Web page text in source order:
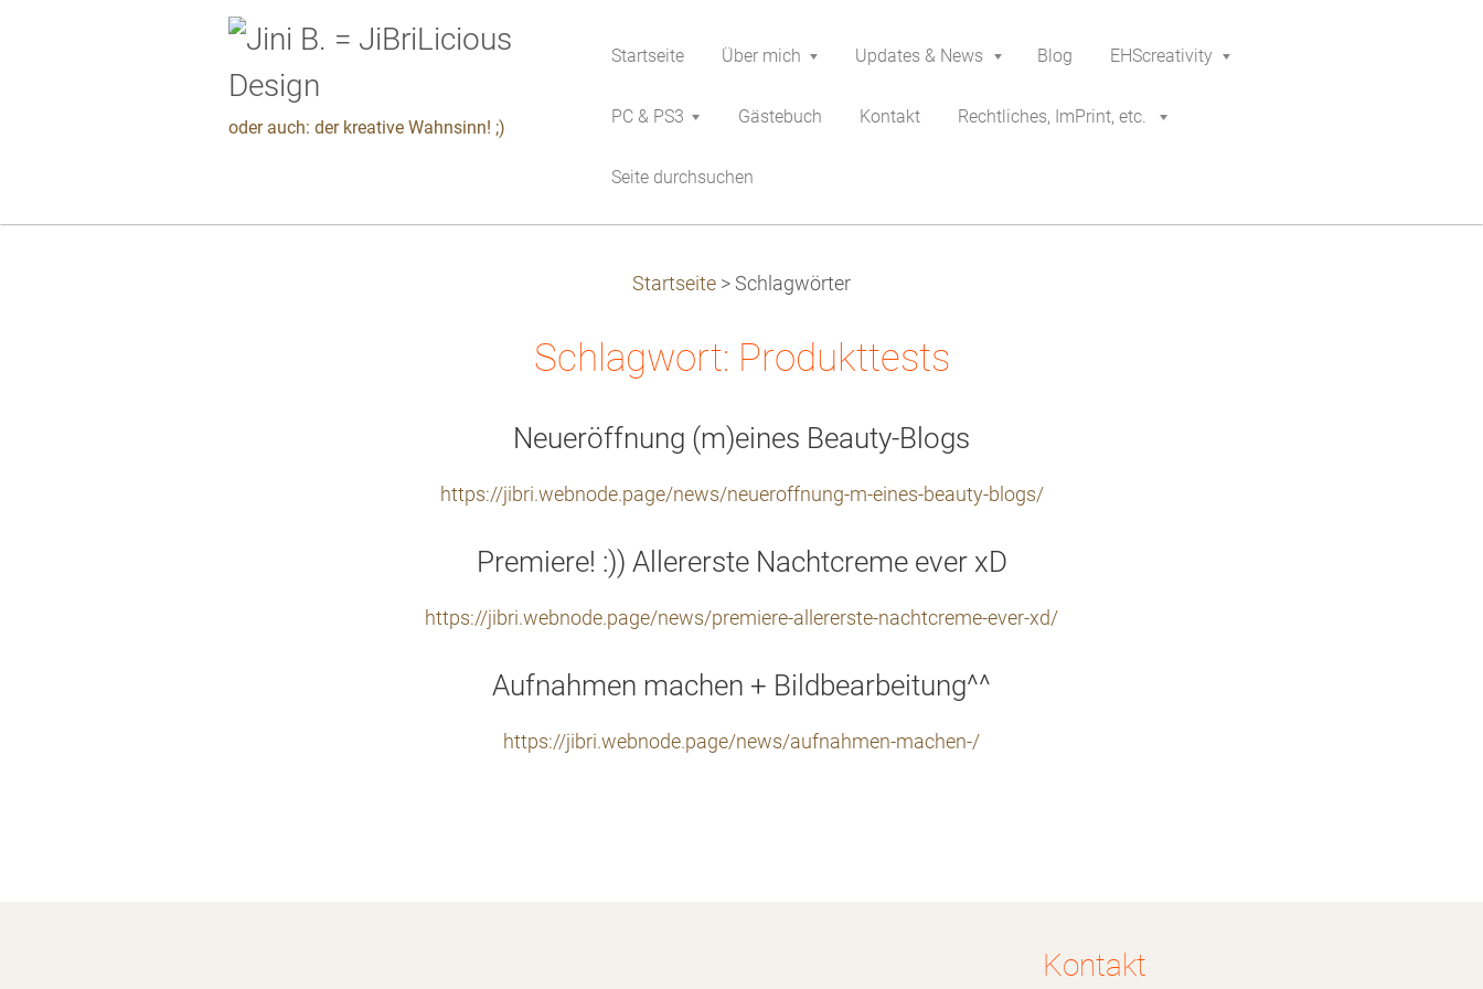
oder auch: der kreative Wahnsinn! ;)
Startseite Über mich Updates & News Blog EHScreativity
PC & PS3 Gästebuch Kontakt Rechtliches, ImPrint, etc.
Seite durchsuchen
Startseite > Schlagwörter
Schlagwort: Produkttests
Neueröffnung (m)eines Beauty-Blogs
https://jibri.webnode.page/news/neueroffnung-m-eines-beauty-blogs/
Premiere! :)) Allererste Nachtcreme ever xD
https://jibri.webnode.page/news/premiere-allererste-nachtcreme-ever-xd/
Aufnahmen machen + Bildbearbeitung^^
https://jibri.webnode.page/news/aufnahmen-machen-/
Kontakt